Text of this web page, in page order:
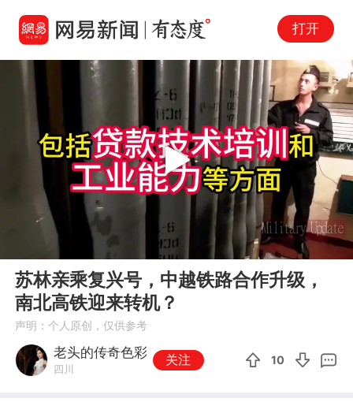
打开
04:32
Play
苏林亲乘复兴号，中越铁路合作升级，
南北高铁迎来转机？
声明：个人原创，仅供参考
老头的传奇色彩
四川
关注 10